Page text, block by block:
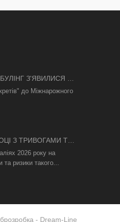
З'ЯВИЛИСЯ В
до Міжнарожного
З ТРИВОГАМИ ТА
РЯТУЄ
2026 року на
ризики такого...
- Dream-Line